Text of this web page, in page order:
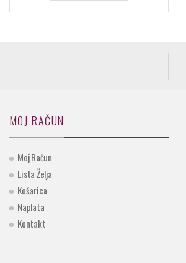
MOJ RAČUN
Moj Račun
Lista Želja
Košarica
Naplata
Kontakt